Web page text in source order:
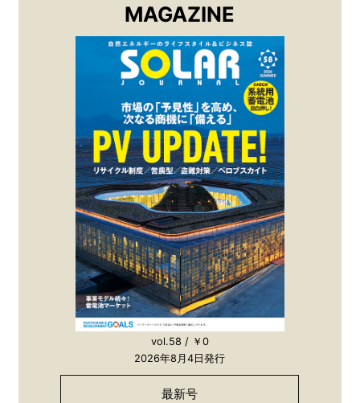
MAGAZINE
vol.58 / ￥0
2026年8月4日発行
最新号